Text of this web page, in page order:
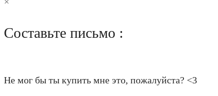
Составьте письмо :
Не мог бы ты купить мне это, пожалуйста? <3